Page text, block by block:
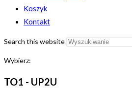
Koszyk
Kontakt
Search this website
Wybierz:
TO1 - UP2U